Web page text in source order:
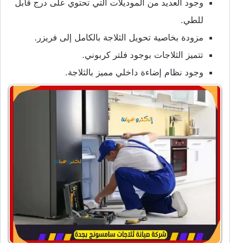
وجود العديد من الموديلات التي تحتوي على درج قابل
للطي.
مزودة بخاصية تحويل الثلاجة بالكامل إلى فريزر.
تتميز الثلاجات بوجود فلتر كربوني.
وجود نظام إضاءة داخلي مميز بالثلاجة.